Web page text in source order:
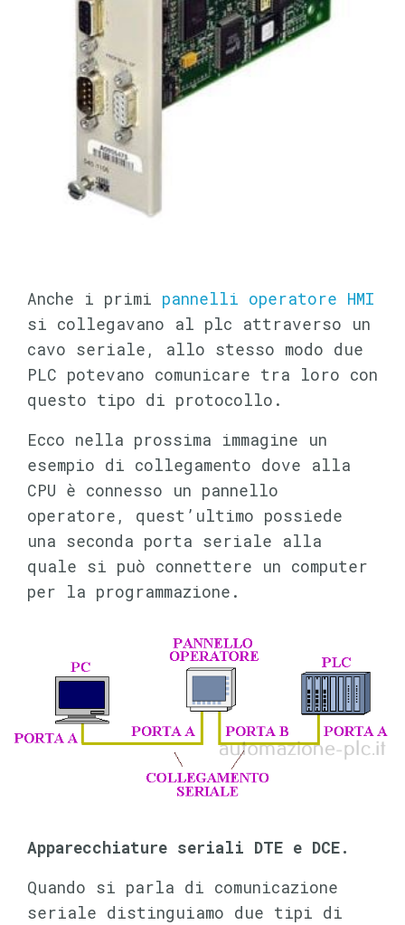
Anche i primi pannelli operatore HMI
si collegavano al plc attraverso un
cavo seriale, allo stesso modo due
PLC potevano comunicare tra loro con
questo tipo di protocollo.
Ecco nella prossima immagine un
esempio di collegamento dove alla
CPU è connesso un pannello
operatore, quest’ultimo possiede
una seconda porta seriale alla
quale si può connettere un computer
per la programmazione.
Apparecchiature seriali DTE e DCE.
Quando si parla di comunicazione
seriale distinguiamo due tipi di